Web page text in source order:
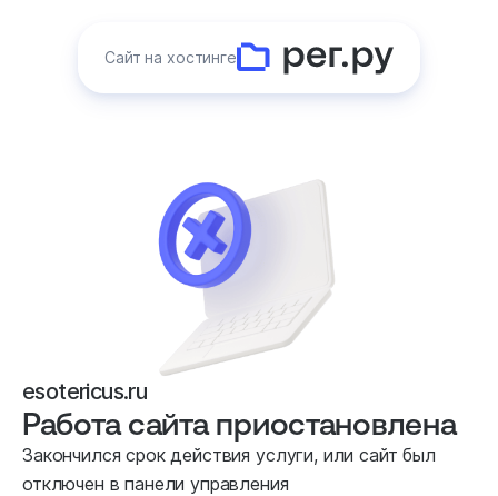
Сайт на хостинге
esotericus.ru
Работа сайта приостановлена
Закончился срок действия услуги, или сайт был
отключен в панели управления